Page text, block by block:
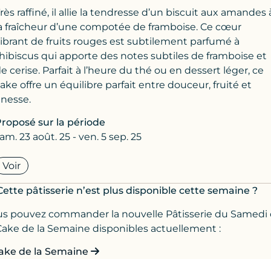
raffiné, il allie la tendresse d’un biscuit aux amandes
fraîcheur d’une compotée de framboise. Ce cœur
de fruits rouges est subtilement parfumé à
qui apporte des notes subtiles de framboise et
cerise. Parfait à l’heure du thé ou en dessert léger, ce
offre un équilibre parfait entre douceur, fruité et
sur la période
23 août. 25 - ven. 5 sep. 25
Voir
pâtisserie n’est plus disponible cette semaine ?
pouvez commander la nouvelle Pâtisserie du Samedi
de la Semaine disponibles actuellement :
de la Semaine